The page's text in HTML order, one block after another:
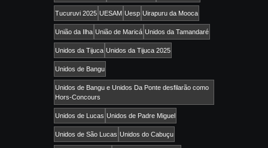
Tucuruvi 2025 UESAM Uesp Uirapuru da Mooca
União da Ilha União de Maricá Unidos da Tamandaré
Unidos da Tijuca Unidos da Tijuca 2025
Unidos de Bangu
Unidos de Bangu e Unidos Da Ponte desfilarão como
Hors-Concours
Unidos de Lucas Unidos de Padre Miguel
Unidos de São Lucas Unidos do Cabuçu